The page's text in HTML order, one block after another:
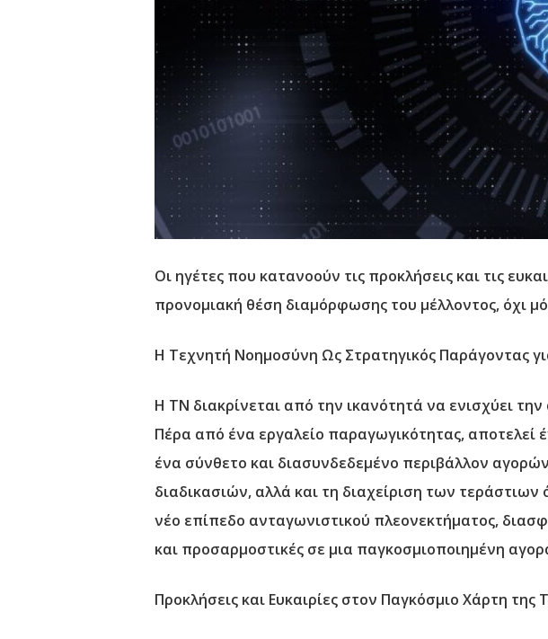
Οι ηγέτες που κατανοούν τις προκλήσεις και τις
προνομιακή θέση διαμόρφωσης του μέλλοντος, όχι
Η Τεχνητή Νοημοσύνη Ως Στρατηγικός Παράγοντας
Η ΤΝ διακρίνεται από την ικανότητά να ενισχύει
Πέρα από ένα εργαλείο παραγωγικότητας, αποτελεί
ένα σύνθετο και διασυνδεδεμένο περιβάλλον
διαδικασιών, αλλά και τη διαχείριση των
νέο επίπεδο ανταγωνιστικού πλεονεκτήματος,
και προσαρμοστικές σε μια παγκοσμιοποιημένη
Προκλήσεις και Ευκαιρίες στον Παγκόσμιο Χάρτη της